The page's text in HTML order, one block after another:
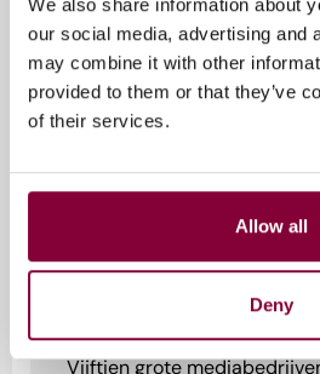
our social media, advertising and
may combine it with other
provided to them or that they’ve
of their services.
Allow all
Deny
Terugkijken:
Vijftien grote